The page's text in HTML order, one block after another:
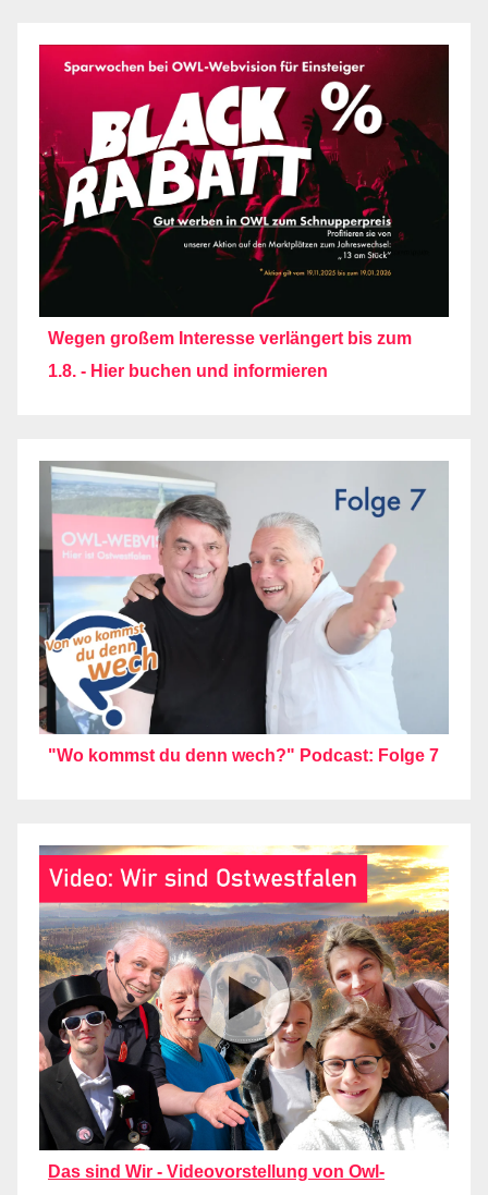
Wegen großem Interesse verlängert bis zum
1.8. - Hier buchen und informieren
"Wo kommst du denn wech?" Podcast: Folge 7
Das sind Wir - Videovorstellung von Owl-